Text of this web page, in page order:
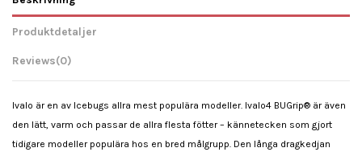
Produktdetaljer
Reviews(0)
Ivalo är en av Icebugs allra mest populära modeller. Ivalo4 BUGrip® är även
den lätt, varm och passar de allra flesta fötter – kännetecken som gjort
tidigare modeller populära hos en bred målgrupp. Den långa dragkedjan